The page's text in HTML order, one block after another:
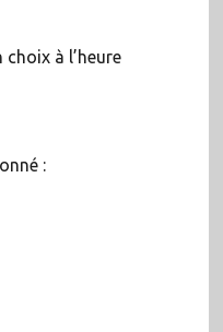
choix à l’heure
: